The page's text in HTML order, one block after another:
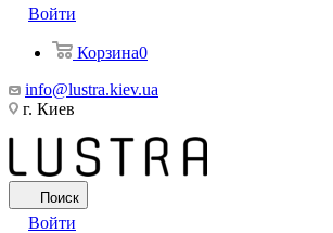
Войти
Корзина0
info@lustra.kiev.ua
г. Киев
Поиск
Войти